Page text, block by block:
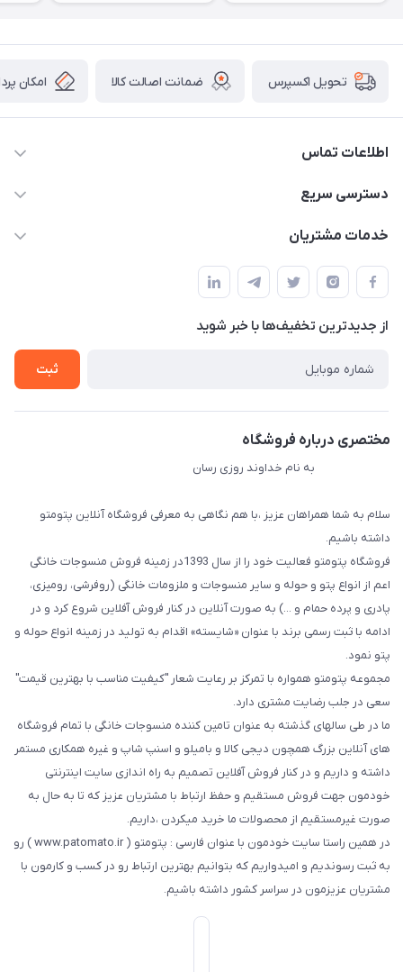
تحویل اکسپرس ضمانت اصالت کالا امکان
اطلاعات تماس
09034287359
دسترسی سریع
حساب کاربری
لیست محصولات
درباره ما
خدمات مشتریان
قوانین و مقررات
حریم خصوصی
راهنما
از جدید‌ترین تخفیف‌ها با‌ خبر شوید
ثبت
مختصری درباره فروشگاه
به نام خداوند روزی رسان
سلام به شما همراهان عزیز ،با هم نگاهی به معرفی فروشگاه آنلاین پتومتو
داشته باشیم.
فروشگاه پتومتو فعالیت خود را از سال 1393در زمینه فروش منسوجات خانگی
اعم از انواع پتو و حوله و سایر منسوجات و ملزومات خانگی (روفرشی، رومیزی،
پادری و پرده حمام و ...) به صورت آنلاین در کنار فروش آفلاین شروع کرد و در
ادامه با ثبت رسمی برند با عنوان «شایسته» اقدام به تولید در زمینه انواع حوله و
پتو نمود.
مجموعه پتومتو همواره با تمرکز بر رعایت شعار "کیفیت مناسب با بهترین قیمت"
سعی در جلب رضایت مشتری دارد.
ما در طی سالهای گذشته به عنوان تامین کننده منسوجات خانگی با تمام فروشگاه
های آنلاین بزرگ همچون دیجی کالا و بامیلو و اسنپ شاپ و غیره همکاری مستمر
داشته و داریم و در کنار فروش آفلاین تصمیم به راه اندازی سایت اینترنتی
خودمون جهت فروش مستقیم و حفظ ارتباط با مشتریان عزیز که تا به حال به
صورت غیرمستقیم از محصولات ما خرید میکردن ،داریم.
در همین راستا سایت خودمون با عنوان فارسی : پتومتو ( www.patomato.ir ) رو
به ثبت رسوندیم و امیدواریم که بتوانیم بهترین ارتباط رو در کسب و کارمون با
مشتریان عزیزمون در سراسر کشور داشته باشیم.